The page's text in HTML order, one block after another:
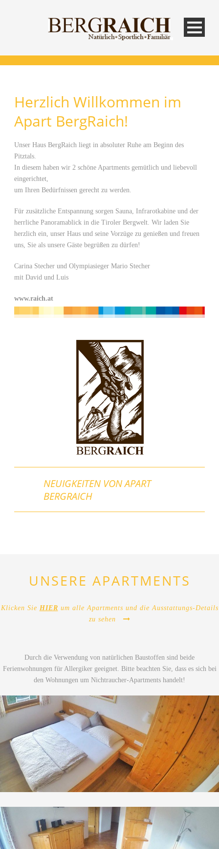
Herzlich Willkommen im
Apart BergRaich!
Unser Haus BergRaich liegt in absoluter Ruhe am Beginn des
Pitztals.
In diesem haben wir 2 schöne Apartments gemütlich und liebevoll
eingerichtet,
um Ihren Bedürfnissen gerecht zu werden.
Für zusätzliche Entspannung sorgen Sauna, Infrarotkabine und der
herrliche Panoramablick in die Tiroler Bergwelt. Wir laden Sie
herzlich ein, unser Haus und seine Vorzüge zu genießen und freuen
uns, Sie als unsere Gäste begrüßen zu dürfen!
Carina Stecher und Olympiasieger Mario Stecher
mit David und Luis
www.raich.at
NEUIGKEITEN VON APART
BERGRAICH
UNSERE APARTMENTS
Klicken Sie HIER um alle Apartments und die Ausstattungs-Details
zu sehen
Durch die Verwendung von natürlichen Baustoffen sind beide
Ferienwohnungen für Allergiker geeignet. Bitte beachten Sie, dass es sich bei
den Wohnungen um Nichtraucher-Apartments handelt!